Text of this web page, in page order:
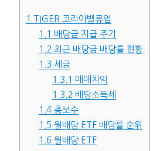
1
TIGER 코리아밸류업
1.1 배당금 지급 주기
1.2 최근 배당금 배당률 현황
1.3 세금
1.3.1 매매차익
1.3.2 배당소득세
1.4 총보수
1.5 월배당 ETF 배당률 순위
1.6 월배당 ETF